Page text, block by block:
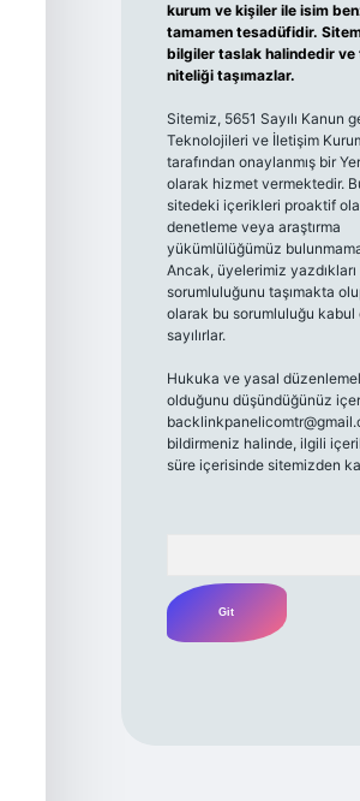
kurum ve kişiler ile isim
tamamen tesadüfidir.
bilgiler taslak halindedir ve
niteliği taşımazlar.
Sitemiz, 5651 Sayılı Kanun
Teknolojileri ve İletişim
tarafından onaylanmış bir
olarak hizmet vermektedir.
sitedeki içerikleri proaktif
denetleme veya araştırma
yükümlülüğümüz
Ancak, üyelerimiz
sorumluluğunu taşımakta
olarak bu sorumluluğu kabul
sayılırlar.
Hukuka ve yasal
olduğunu düşündüğünüz
bildirmeniz halinde, ilgili
süre içerisinde sitemizden